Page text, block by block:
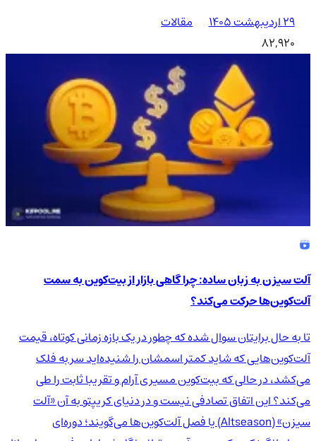
۲۹ اردیبهشت ۱۴۰۵
مقالات
82,920
آلت سیزن به زبان ساده: چرا گاهی بازار از بیت‌کوین به سمت
آلت‌کوین‌ها حرکت می‌کند؟
تا به حال برایتان سوال شده که چطور در یک بازه زمانی کوتاه، قیمت
آلت‌کوین‌هایی که شاید کمتر اسمشان را شنیده‌اید سر به فلک
می‌کشد، در حالی که بیت‌کوین مسیری آرام و تقریبا ثابت را طی
می‌کند؟ این اتفاق تصادفی نیست و در دنیای کریپتو به آن «آلت
سیزن» (Altseason) یا فصل آلت‌کوین‌ها می‌گویند؛ دوره‌ای